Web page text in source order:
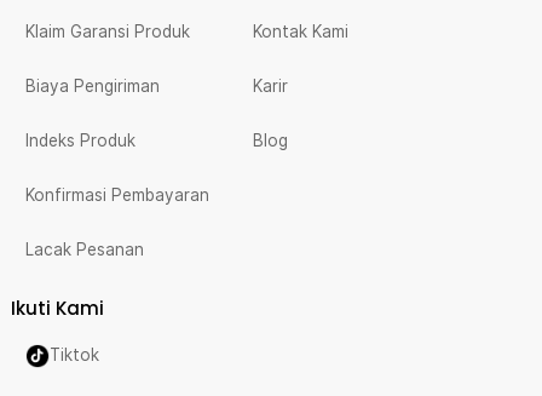
Klaim Garansi Produk
Biaya Pengiriman
Indeks Produk
Konfirmasi Pembayaran
Lacak Pesanan
Kontak Kami
Karir
Blog
Ikuti Kami
Tiktok